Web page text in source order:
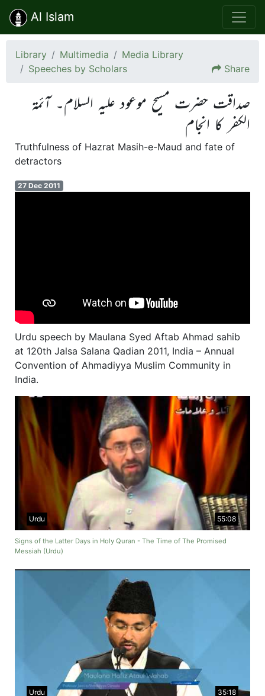
Al Islam
Library Multimedia
Media Library
Speeches by Scholars
Share
صداقت حضرت مسیح موعود علیہ السلام۔ آئمة
الکفر کا انجام
Truthfulness of Hazrat Masih-e-Maud and fate of
detractors
27 Dec 2011
Urdu speech by Maulana Syed Aftab Ahmad sahib
at 120th Jalsa Salana Qadian 2011, India – Annual
Convention of Ahmadiyya Muslim Community in
India.
55:08
Urdu
Signs of the Latter Days in Holy Quran - The Time of The Promised
Messiah (Urdu)
35:18
Urdu